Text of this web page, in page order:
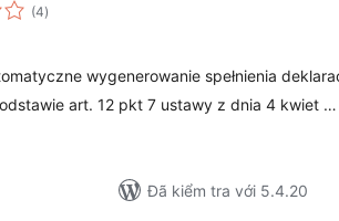
(4tổng
đánh
)
wygenerowanie spełnienia
art. 12 pkt 7 ustawy z dnia 4 kwiet …
Đã kiểm tra với 5.4.20